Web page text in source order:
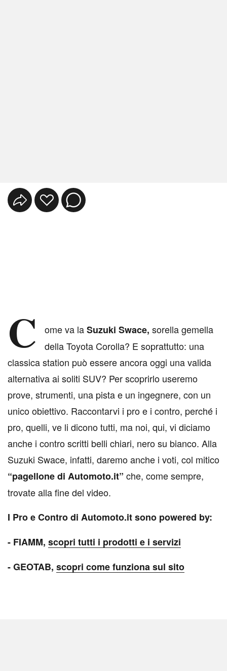
C ome va laSuzuki Swace, sorella gemella
della Toyota Corolla? E soprattutto: una
classica station può essere ancora oggi una valida
alternativa ai soliti SUV? Per scoprirlo useremo
prove, strumenti, una pista e un ingegnere, con un
unico obiettivo. Raccontarvi i pro e i contro, perché i
pro, quelli, ve li dicono tutti, ma noi, qui, vi diciamo
anche i contro scritti belli chiari, nero su bianco. Alla
Suzuki Swace, infatti, daremo anche i voti, col mitico
“pagellone di Automoto.it” che, come sempre,
trovate alla fine del video.
I Pro e Contro di Automoto.it sono powered by:
- FIAMM, scopri tutti i prodotti e i servizi
- GEOTAB, scopri come funziona sul sito